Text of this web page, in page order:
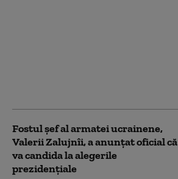
Fostul șef al armatei ucrainene,
Valerii Zalujnîi, a anunțat oficial că
va candida la alegerile
prezidențiale